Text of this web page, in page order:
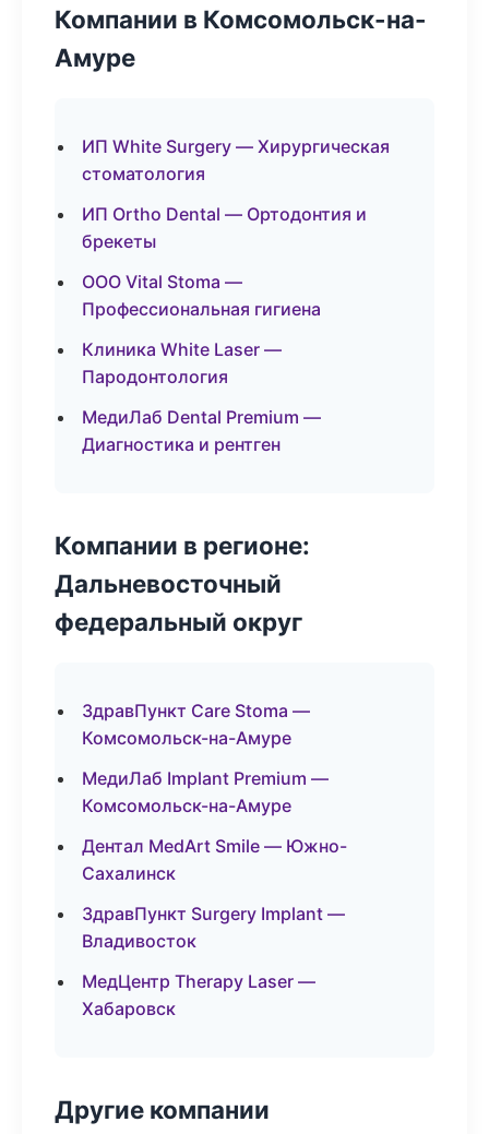
Компании в Комсомольск-на-
Амуре
ИП White Surgery — Хирургическая
стоматология
ИП Ortho Dental — Ортодонтия и
брекеты
ООО Vital Stoma —
Профессиональная гигиена
Клиника White Laser —
Пародонтология
МедиЛаб Dental Premium —
Диагностика и рентген
Компании в регионе:
Дальневосточный
федеральный округ
ЗдравПункт Care Stoma —
Комсомольск-на-Амуре
МедиЛаб Implant Premium —
Комсомольск-на-Амуре
Дентал MedArt Smile — Южно-
Сахалинск
ЗдравПункт Surgery Implant —
Владивосток
МедЦентр Therapy Laser —
Хабаровск
Другие компании